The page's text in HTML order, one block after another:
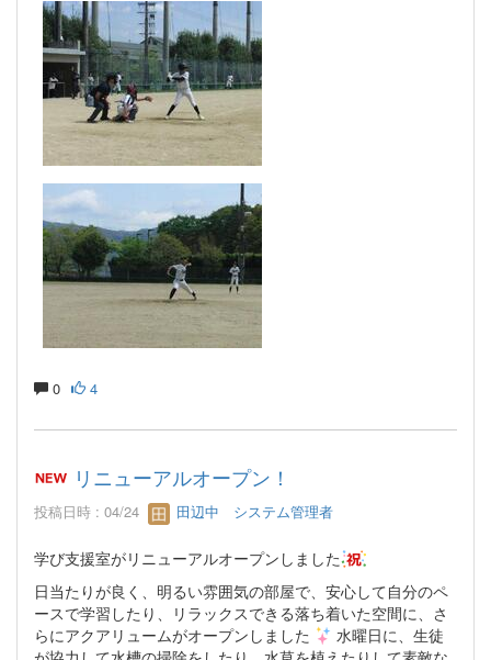
0 4
リニューアルオープン！
投稿日時 : 04/24 田辺中 システム管理者
学び支援室がリニューアルオープンしました
日当たりが良く、明るい雰囲気の部屋で、安心して自分のペ
ースで学習したり、リラックスできる落ち着いた空間に、さ
らにアクアリュームがオープンしました
水曜日に、生徒